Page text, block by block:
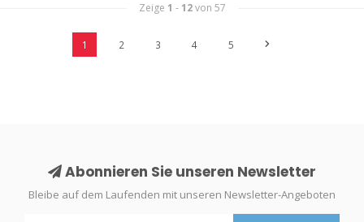
Zeige 1 - 12von 57
1 2 3 4 5
Abonnieren Sie unseren Newsletter
Bleibe auf dem Laufenden mit unseren Newsletter-Angeboten